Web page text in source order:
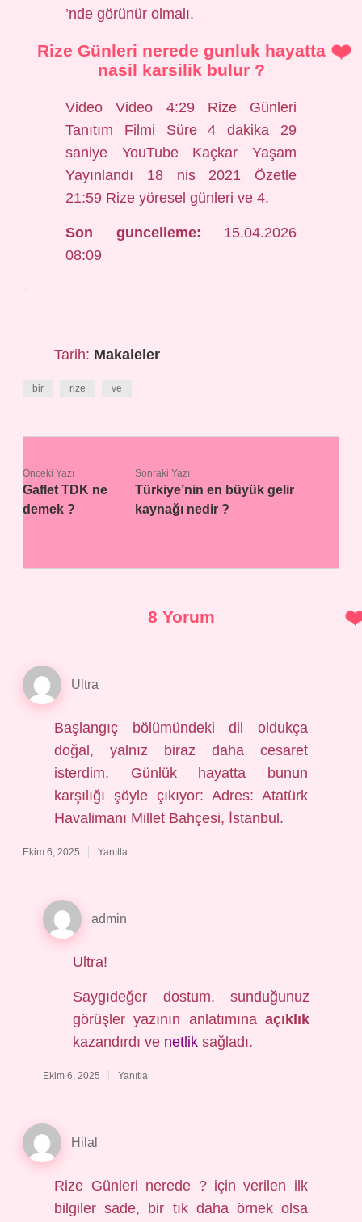
’nde görünür olmalı.
Rize Günleri nerede gunluk hayatta
nasil karsilik bulur ?
Video Video 4:29 Rize Günleri
Tanıtım Filmi Süre 4 dakika 29
saniye YouTube Kaçkar Yaşam
Yayınlandı 18 nis 2021 Özetle
21:59 Rize yöresel günleri ve 4.
Son guncelleme: 15.04.2026
08:09
Tarih: Makaleler
bir rize ve
Önceki Yazı
Gaflet TDK ne
demek ?
Sonraki Yazı
Türkiye’nin en büyük gelir
kaynağı nedir ?
8 Yorum
Ultra
Başlangıç bölümündeki dil oldukça
doğal, yalnız biraz daha cesaret
isterdim. Günlük hayatta bunun
karşılığı şöyle çıkıyor: Adres: Atatürk
Havalimanı Millet Bahçesi, İstanbul.
Ekim 6, 2025 Yanıtla
admin
Ultra!
Saygıdeğer dostum, sunduğunuz
görüşler yazının anlatımınaaçıklık
kazandırdı ve netliksağladı.
Ekim 6, 2025 Yanıtla
Hilal
Rize Günleri nerede ? için verilen ilk
bilgiler sade, bir tık daha örnek olsa